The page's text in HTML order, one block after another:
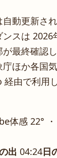
動更新され
スは 2026
最終確認し
ほか各国
由で利用
体感 22°
出 04:24日